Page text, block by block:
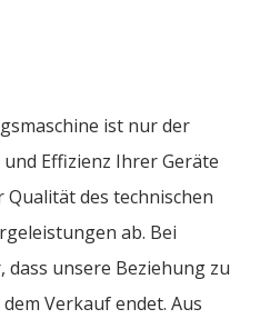
ist nur der
Effizienz Ihrer Geräte
des technischen
ab. Bei
dass unsere Beziehung zu
Verkauf endet. Aus